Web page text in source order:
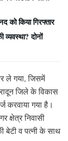
को किया गिरफ्तार
दोनों
ले गया, जिसमें
जिले के विकास
करवाया गया है।
क्षेत्र निवासी
बेटी व पत्नी के साथ